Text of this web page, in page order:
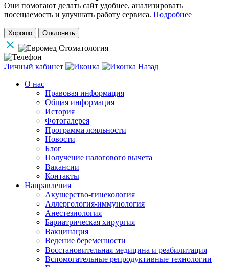
Они помогают делать сайт удобнее, анализировать
посещаемость и улучшать работу сервиса. Подробнее
Хорошо Отклонить
Личный кабинет
Назад
О нас
Правовая информация
Общая информация
История
Фотогалерея
Программа лояльности
Новости
Блог
Получение налогового вычета
Вакансии
Контакты
Направления
Акушерство-гинекология
Аллергология-иммунология
Анестезиология
Бариатрическая хирургия
Вакцинация
Ведение беременности
Восстановительная медицина и реабилитация
Вспомогательные репродуктивные технологии